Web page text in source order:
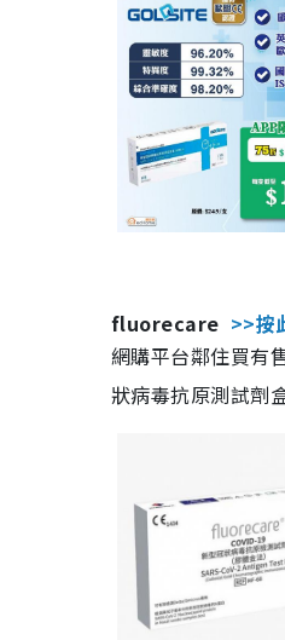
fluorecare >>按
網購平台鄰住買有
狀病毒抗原測試劑